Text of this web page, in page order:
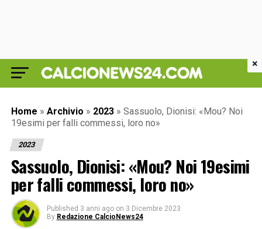
Home » Archivio » 2023 » Sassuolo, Dionisi: «Mou? Noi
19esimi per falli commessi, loro no»
2023
Sassuolo, Dionisi: «Mou? Noi 19esimi
per falli commessi, loro no»
Published 3 anni ago on 3 Dicembre 2023
By Redazione CalcioNews24
×